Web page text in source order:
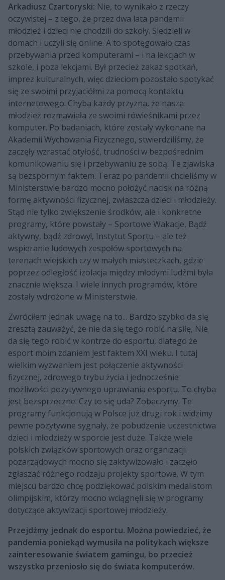
Arkadiusz Czartoryski: Nie, to wynikało z rzeczy
oczywistej – z tego, że przez dwa lata pandemii
młodzież i dzieci nie chodzili do szkoły. Siedzieli w
domach i uczyli się online. A to spotęgowało czas
przebywania przed komputerami – i na lekcjach w
szkole, i poza lekcjami. Był przecież zakaz spotkań,
imprez kulturalnych, więc dzieciom pozostało spotykać
się ze swoimi przyjaciółmi za pomocą kontaktu
internetowego. Chyba każdy przyzna, że nasza
młodzież rozmawiała ze swoimi rówieśnikami przez
komputer. Po badaniach, które zostały wykonane na
Akademii Wychowania Fizycznego, stwierdziliśmy, że
zaczęły wzrastać otyłość, trudności w bezpośrednim
komunikowaniu się i przebywaniu ze sobą. Te zjawiska
są bezspornym faktem. Teraz po pandemii chcieliśmy w
Ministerstwie bardzo mocno położyć nacisk na różną
formę aktywności fizycznej, zwłaszcza dzieci i młodzieży.
Stąd nie tylko zwiększenie środków, ale i konkretne
programy, które powstały – Sportowe Wakacje, Bądź
aktywny, bądź zdrowy!, Instytut Sportu – ale też
wspieranie ludowych zespołów sportowych na
terenach wiejskich czy w małych miasteczkach, gdzie
poprzez odległość izolacja między młodymi ludźmi była
znacznie większa. I wiele innych programów, które
zostały wdrożone w Ministerstwie.
Zwróciłem jednak uwagę na to... Bardzo szybko da się
zresztą zauważyć, że nie da się tego robić na siłę, Nie
da się tego robić w kontrze do esportu, dlatego że
esport moim zdaniem jest faktem XXI wieku. I tutaj
wielkim wyzwaniem jest połączenie aktywności
fizycznej, zdrowego trybu życia i jednocześnie
możliwości pozytywnego uprawiania esportu. To chyba
jest bezsprzeczne. Czy to się uda? Zobaczymy. Te
programy funkcjonują w Polsce już drugi rok i widzimy
pewne pozytywne sygnały, że pobudzenie uczestnictwa
dzieci i młodzieży w sporcie jest duże. Także wiele
polskich związków sportowych oraz organizacji
pozarządowych mocno się zaktywizowało i zaczęło
zgłaszać różnego rodzaju projekty sportowe. W tym
miejscu bardzo chcę podziękować polskim medalistom
olimpijskim, którzy mocno wciągnęli się w programy
dotyczące aktywizacji sportowej młodzieży.
Przejdźmy jednak do esportu. Można powiedzieć, że
pandemia poniekąd wymusiła na politykach większe
zainteresowanie światem gamingu, bo przecież
wszystko przeniosło się do świata komputerów.